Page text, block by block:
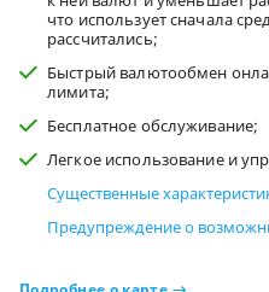
что использует сначала
рассчитались;
Быстрый валютообмен
лимита;
Бесплатное обслуживание;
Легкое использование и
Существенные
Предупреждение о